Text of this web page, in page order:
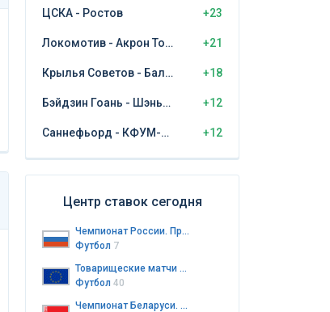
ЦСКА - Ростов +23
Локомотив - Акрон Тольятти +21
Крылья Советов - Балтика Калининград +18
Бэйдзин Гоань - Шэньчжэнь Пэн Сити +12
Саннефьорд - КФУМ-Камератене +12
Центр ставок сегодня
Чемпионат России. Премьер-лига
Футбол 7
Товарищеские матчи клубов
Футбол 40
Чемпионат Беларуси. Высшая лига